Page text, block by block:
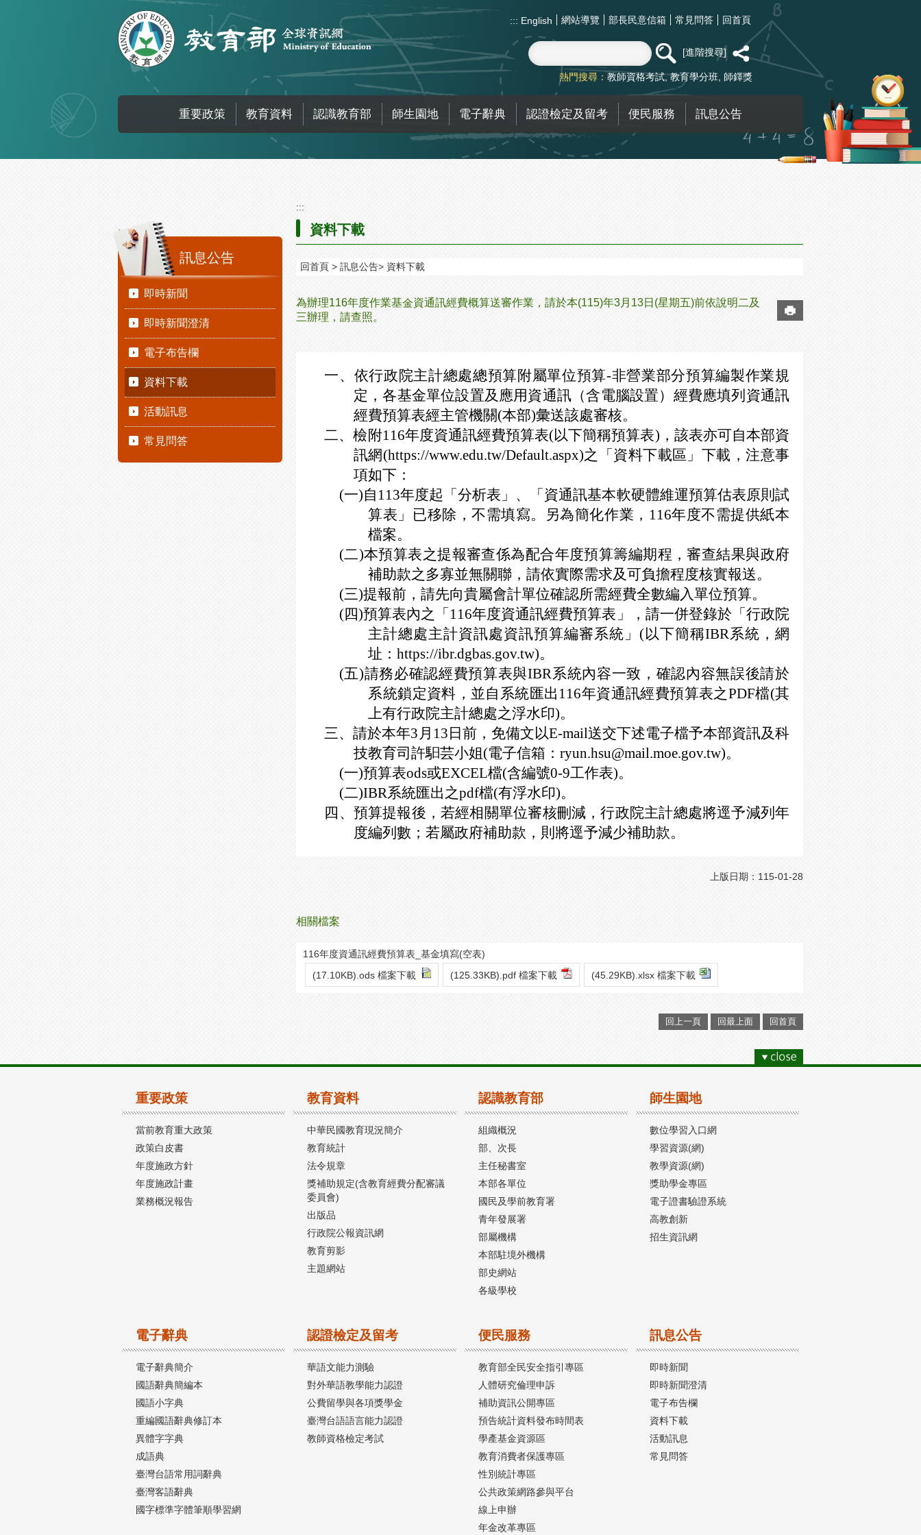
::: English 網站導覽 部長民意信箱 常見問答 回首頁
進階搜尋
熱門搜尋： 教師資格考試 教育學分班 師鐸獎
重要政策 教育資料 認識教育部 師生園地 電子辭典 認證檢定及留考 便民服務 訊息公告
:::
訊息公告
即時新聞
即時新聞澄清
電子布告欄
資料下載
活動訊息
常見問答
:::
資料下載
回首頁 訊息公告 資料下載
為辦理116年度作業基金資通訊經費概算送審作業，請於本(115)年3月13日(星期五)前依說明二及
三辦理，請查照。
一、 依行政院主計總處總預算附屬單位預算-非營業部分預算編製作業規
定，各基金單位設置及應用資通訊（含電腦設置）經費應填列資通訊
經費預算表經主管機關(本部)彙送該處審核。
二、檢附116年度資通訊經費預算表(以下簡稱預算表)，該表亦可自本部資
訊網(https://www.edu.tw/Default.aspx)之「資料下載區」下載，注意事
項如下：
(一)自113年度起「分析表」、「資通訊基本軟硬體維運預算估表原則試
算表」已移除，不需填寫。另為簡化作業，116年度不需提供紙本
檔案。
(二)本預算表之提報審查係為配合年度預算籌編期程，審查結果與政府
補助款之多寡並無關聯，請依實際需求及可負擔程度核實報送。
(三)提報前，請先向貴屬會計單位確認所需經費全數編入單位預算。
(四)預算表內之「116年度資通訊經費預算表」，請一併登錄於「行政院
主計總處主計資訊處資訊預算編審系統」(以下簡稱IBR系統，網
址：https://ibr.dgbas.gov.tw)。
(五)請務必確認經費預算表與IBR系統內容一致，確認內容無誤後請於
系統鎖定資料，並自系統匯出116年資通訊經費預算表之PDF檔(其
上有行政院主計總處之浮水印)。
三、請於本年3月13日前，免備文以E-mail送交下述電子檔予本部資訊及科
技教育司許馹芸小姐(電子信箱：ryun.hsu@mail.moe.gov.tw)。
(一)預算表ods或EXCEL檔(含編號0-9工作表)。
(二)IBR系統匯出之pdf檔(有浮水印)。
四、 預算提報後，若經相關單位審核刪減，行政院主計總處將逕予減列年
度編列數；若屬政府補助款，則將逕予減少補助款。
上版日期：115-01-28
相關檔案
116年度資通訊經費預算表_基金填寫(空表)
(17.10KB).ods 檔案下載
(125.33KB).pdf 檔案下載 (45.29KB).xlsx 檔案下載
回上一頁 回最上面 回首頁
重要政策
當前教育重大政策
政策白皮書
年度施政方針
年度施政計畫
業務概況報告
教育資料
中華民國教育現況簡介
教育統計
法令規章
獎補助規定(含教育經費分配審議
委員會)
出版品
行政院公報資訊網
教育剪影
主題網站
認識教育部
組織概況
部、次長
主任秘書室
本部各單位
國民及學前教育署
青年發展署
部屬機構
本部駐境外機構
部史網站
各級學校
師生園地
數位學習入口網
學習資源(網)
教學資源(網)
獎助學金專區
電子證書驗證系統
高教創新
招生資訊網
電子辭典
電子辭典簡介
國語辭典簡編本
國語小字典
重編國語辭典修訂本
異體字字典
成語典
臺灣台語常用詞辭典
臺灣客語辭典
國字標準字體筆順學習網
認證檢定及留考
華語文能力測驗
對外華語教學能力認證
公費留學與各項獎學金
臺灣台語語言能力認證
教師資格檢定考試
便民服務
教育部全民安全指引專區
人體研究倫理申訴
補助資訊公開專區
預告統計資料發布時間表
學產基金資源區
教育消費者保護專區
性別統計專區
公共政策網路參與平台
線上申辦
年金改革專區
訊息公告
即時新聞
即時新聞澄清
電子布告欄
資料下載
活動訊息
常見問答